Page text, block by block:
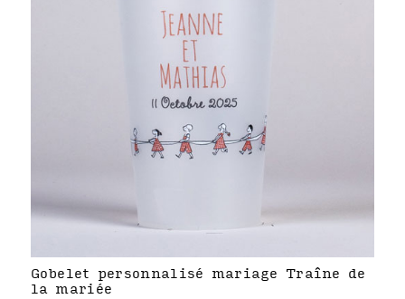
Gobelet personnalisé mariage Traîne de
la mariée